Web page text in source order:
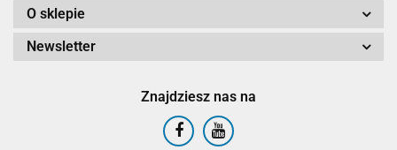
O sklepie
Newsletter
Znajdziesz nas na